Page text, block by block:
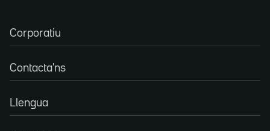
Corporatiu
Contacta'ns
Llengua